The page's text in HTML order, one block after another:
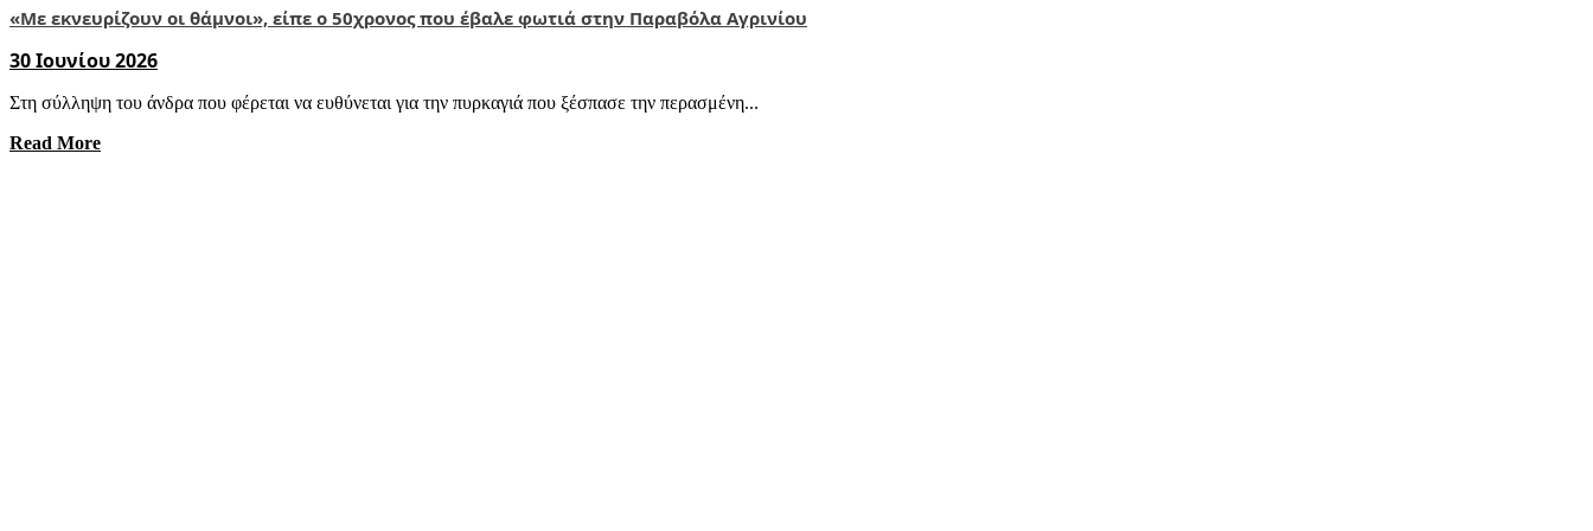
«Με εκνευρίζουν οι θάμνοι», είπε ο 50χρονος που έβαλε φωτιά στην Παραβόλα Αγρινίου
30 Ιουνίου 2026
Στη σύλληψη του άνδρα που φέρεται να ευθύνεται για την πυρκαγιά που ξέσπασε την περασμένη...
Read More